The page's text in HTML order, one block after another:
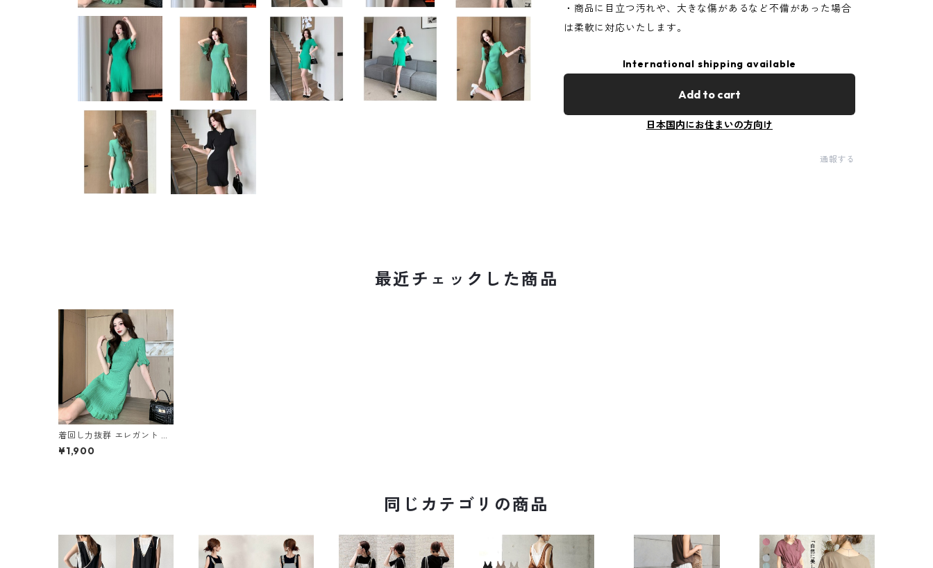
・商品に目立つ汚れや、大きな傷があるなど不備があった場合
は柔軟に対応いたします。
International shipping available
Add to cart
日本国内にお住まいの方向け
通報する
最近チェックした商品
着回し力抜群 エレガント ス
カラップスリーブ ニットワ
ンピース m-301
¥1,900
同じカテゴリの商品